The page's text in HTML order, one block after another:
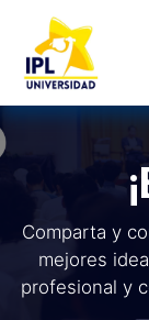
Comparta y
mejores
profesional y